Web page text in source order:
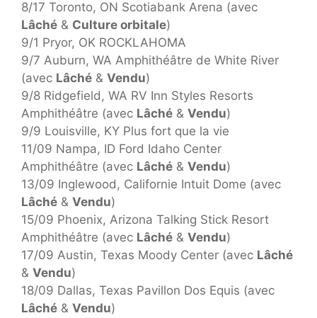
8/17 Toronto, ON Scotiabank Arena (avec
Lâché & Culture orbitale)
9/1 Pryor, OK ROCKLAHOMA
9/7 Auburn, WA Amphithéâtre de White River
(avec Lâché & Vendu)
9/8 Ridgefield, WA RV Inn Styles Resorts
Amphithéâtre (avec Lâché & Vendu)
9/9 Louisville, KY Plus fort que la vie
11/09 Nampa, ID Ford Idaho Center
Amphithéâtre (avec Lâché & Vendu)
13/09 Inglewood, Californie Intuit Dome (avec
Lâché & Vendu)
15/09 Phoenix, Arizona Talking Stick Resort
Amphithéâtre (avec Lâché & Vendu)
17/09 Austin, Texas Moody Center (avec Lâché
& Vendu)
18/09 Dallas, Texas Pavillon Dos Equis (avec
Lâché & Vendu)